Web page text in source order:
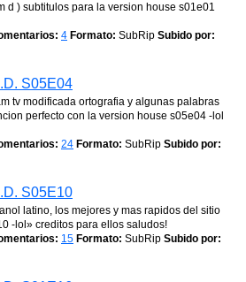
d ) subtitulos para la version house s01e01
4 Formato: SubRip Subido por:
S05E04
tv modificada ortografia y algunas palabras
perfecto con la version house s05e04 -lol
24 Formato: SubRip Subido por:
S05E10
latino, los mejores y mas rapidos del sitio
-lol» creditos para ellos saludos!
15 Formato: SubRip Subido por: